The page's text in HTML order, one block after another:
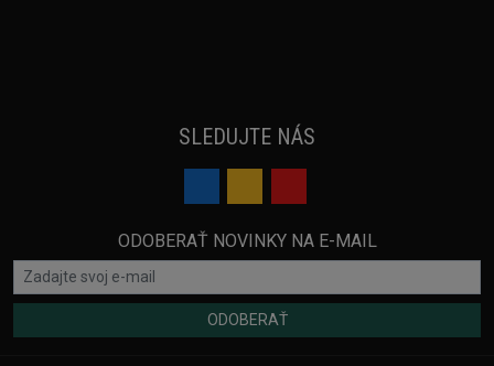
SLEDUJTE NÁS
ODOBERAŤ NOVINKY NA E-MAIL
ODOBERAŤ